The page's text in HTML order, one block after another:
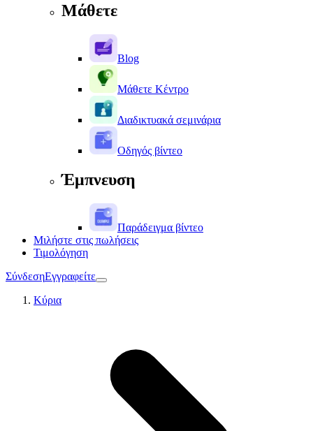
Μάθετε
Blog
Μάθετε Κέντρο
Διαδικτυακά σεμινάρια
Οδηγός βίντεο
Έμπνευση
Παράδειγμα βίντεο
Μιλήστε στις πωλήσεις
Τιμολόγηση
ΣύνδεσηΕγγραφείτε
Κύρια